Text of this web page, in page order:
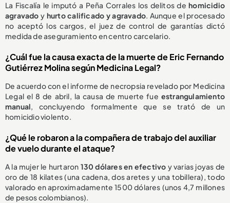
La Fiscalía le imputó a Peña Corrales los delitos dehomicidio
agravado y hurto calificado y agravado. Aunque el procesado
no aceptó los cargos, el juez de control de garantías dictó
medida de aseguramiento en centro carcelario.
¿Cuál fue la causa exacta de la muerte de Eric Fernando
Gutiérrez Molina según Medicina Legal?
De acuerdo con el informe de necropsia revelado por Medicina
Legal el 8 de abril, la causa de muerte fue estrangulamiento
manual, concluyendo formalmente que se trató de un
homicidio violento.
¿Qué le robaron a la compañera de trabajo del auxiliar
de vuelo durante el ataque?
A la mujer le hurtaron 130 dólares en efectivo y varias joyas de
oro de 18 kilates (una cadena, dos aretes y una tobillera), todo
valorado en aproximadamente 1500 dólares (unos 4,7 millones
de pesos colombianos).